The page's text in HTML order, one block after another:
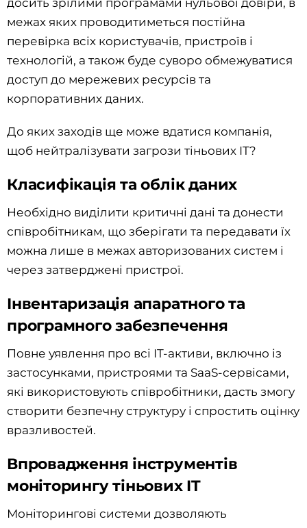
досить зрілими програмами нульової довіри, в
межах яких проводитиметься постійна
перевірка всіх користувачів, пристроїв і
технологій, а також буде суворо обмежуватися
доступ до мережевих ресурсів та
корпоративних даних.
До яких заходів ще може вдатися компанія,
щоб нейтралізувати загрози тіньових IT?
Класифікація та облік даних
Необхідно виділити критичні дані та донести
співробітникам, що зберігати та передавати їх
можна лише в межах авторизованих систем і
через затверджені пристрої.
Інвентаризація апаратного та
програмного забезпечення
Повне уявлення про всі IT-активи, включно із
застосунками, пристроями та SaaS-сервісами,
які використовують співробітники, дасть змогу
створити безпечну структуру і спростить оцінку
вразливостей.
Впровадження інструментів
моніторингу тіньових IT
Моніторингові системи дозволяють